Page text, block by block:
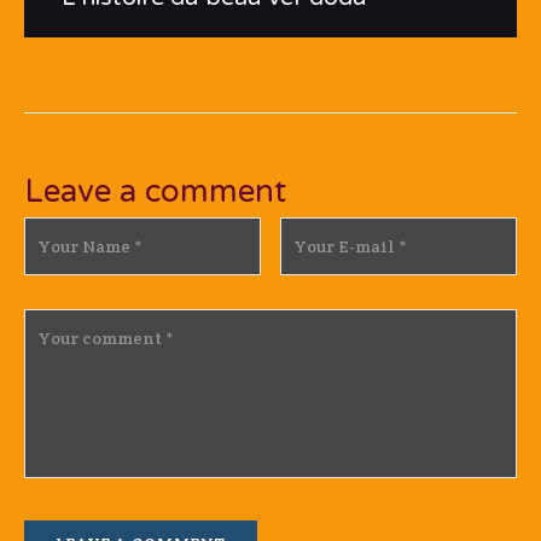
Leave a comment